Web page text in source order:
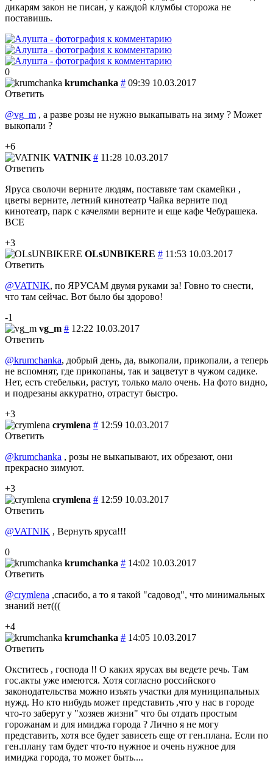
дикарям закон не писан, у каждой клумбы сторожа не
поставишь.
0
krumchanka # 09:39 10.03.2017
Ответить
@vg_m , а разве розы не нужно выкапывать на зиму ? Может
выкопали ?
+6
VATNIK # 11:28 10.03.2017
Ответить
Яруса сволочи верните людям, поставьте там скамейки ,
цветы верните, летний кинотеатр Чайка верните под
кинотеатр, парк с качелями верните и еще кафе Чебурашека.
ВСЕ
+3
OLsUNBIKERE # 11:53 10.03.2017
Ответить
@VATNIK, по ЯРУСАМ двумя руками за! Говно то снести,
что там сейчас. Вот было бы здорово!
-1
vg_m # 12:22 10.03.2017
Ответить
@krumchanka, добрый день, да, выкопали, прикопали, а теперь
не вспомнят, где прикопаны, так и зацветут в чужом садике.
Нет, есть стебельки, растут, только мало очень. На фото видно,
и подрезаны аккуратно, отрастут быстро.
+3
crymlena # 12:59 10.03.2017
Ответить
@krumchanka , розы не выкапывают, их обрезают, они
прекрасно зимуют.
+3
crymlena # 12:59 10.03.2017
Ответить
@VATNIK , Вернуть яруса!!!
0
krumchanka # 14:02 10.03.2017
Ответить
@crymlena ,спасибо, а то я такой "садовод", что минимальных
знаний нет(((
+4
krumchanka # 14:05 10.03.2017
Ответить
Окститесь , господа !! О каких ярусах вы ведете речь. Там
гос.акты уже имеются. Хотя согласно российского
законодательства можно изъять участки для муниципальных
нужд. Но кто нибудь может представить ,что у нас в городе
что-то заберут у "хозяев жизни" что бы отдать простым
горожанам и для имиджа города ? Лично я не могу
представить, хотя все будет зависеть еще от ген.плана. Если по
ген.плану там будет что-то нужное и очень нужное для
имиджа города, то может быть....